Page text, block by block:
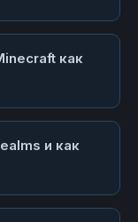
как
и как